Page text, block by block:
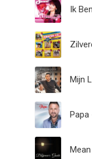
Ik
Mijn
Papa